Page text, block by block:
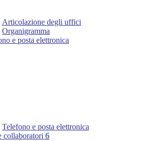
Articolazione degli uffici
Organigramma
e posta elettronica
Telefono e posta elettronica
collaboratori 6